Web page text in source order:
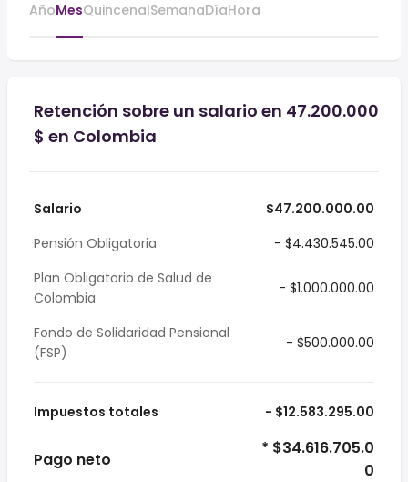
AñoMesQuincenalSemanaDíaHora
Retención sobre un salario en 47.200.000
$ en Colombia
Salario
$47.200.000.00
Pensión Obligatoria
- $4.430.545.00
Plan Obligatorio de Salud de
Colombia
- $1.000.000.00
Fondo de Solidaridad Pensional
(FSP)
- $500.000.00
Impuestos totales - $12.583.295.00
Pago neto
* $34.616.705.0
0